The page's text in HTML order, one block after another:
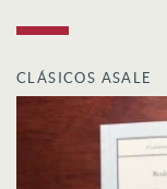
CLÁSICOS ASALE